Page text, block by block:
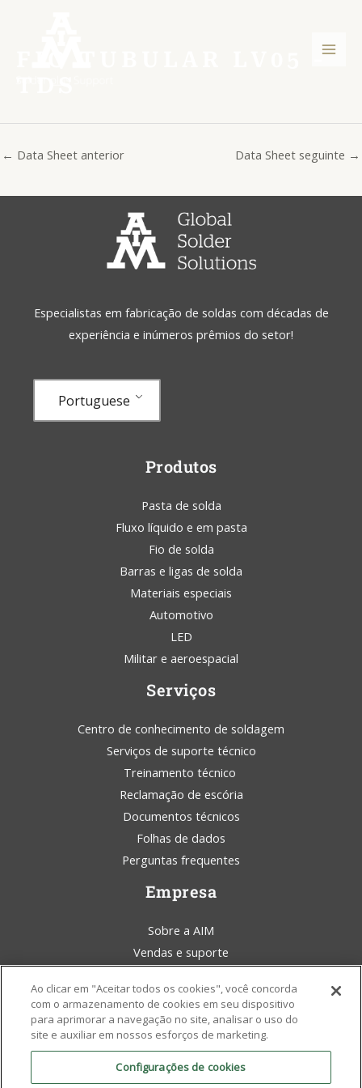
FIO TUBULAR LV05 -
← Data Sheet anterior Data Sheet seguinte →
Especialistas em fabricação de soldas com décadas de
experiência e inúmeros prêmios do setor!
Portuguese
Produtos
Pasta de solda
Fluxo líquido e em pasta
Fio de solda
Barras e ligas de solda
Materiais especiais
Automotivo
LED
Militar e aeroespacial
Serviços
Centro de conhecimento de soldagem
Serviços de suporte técnico
Treinamento técnico
Reclamação de escória
Documentos técnicos
Folhas de dados
Perguntas frequentes
Empresa
Sobre a AIM
Vendas e suporte
Termos e condições
Declaração legal
Conscientização ambiental
Políticas e certificados
Ao clicar em "Aceitar todos os cookies", você concorda
com o armazenamento de cookies em seu dispositivo
para aprimorar a navegação no site, analisar o uso do
site e auxiliar em nossos esforços de marketing.
Configurações de cookies